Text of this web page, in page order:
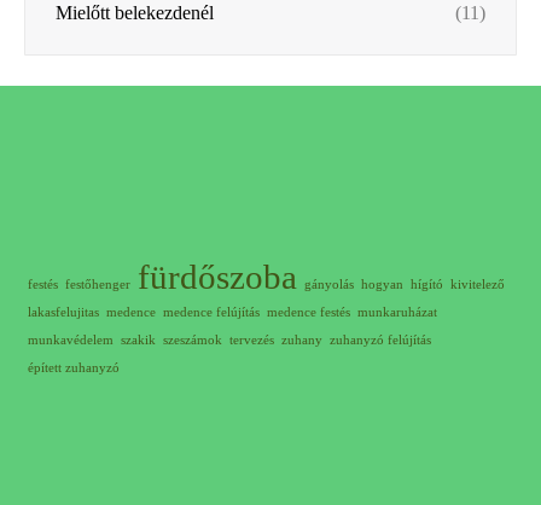
Mielőtt belekezdenél
(11)
festés festőhenger fürdőszoba gányolás hogyan hígító kivitelező
lakasfelujitas medence medence felújítás medence festés munkaruházat
munkavédelem szakik szeszámok tervezés zuhany zuhanyzó felújítás
épített zuhanyzó